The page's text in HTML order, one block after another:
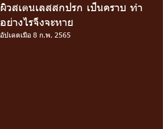
ผิวสเตนเลสสกปรก เป็นคราบ ทำ
อย่างไรจึงจะหาย
อัปเดตเมื่อ 8 ก.พ. 2565